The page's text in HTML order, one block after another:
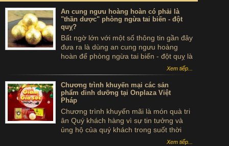
Tag :
,
An cung ngưu hoàng hoàn có phải là
"thần dược" phòng ngừa tai biến - đột
quỵ?
Bất ngờ lớn với một số thông tin gần đây
đưa ra là dùng an cung ngưu hoàng
hoàn để phòng ngừa tai biến - đột quỵ là
...tự sát. Thực hư sản phẩm này ra sao,
có thể dùng để phòng tai biến - đột quỵ
không?
Xem tiếp...
Chương trình khuyến mại các sản
phẩm dinh dưỡng tại Onplaza Việt
Pháp
Chương trình khuyến mãi là món quà tri
ân Quý khách hàng vì sự tin tưởng và
ủng hộ của quý khách trong suốt thời
Xem tiếp...